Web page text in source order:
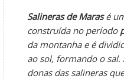
Salineras de Marasé
construída no período
da montanha e é
ao sol, formando o sal.
donas das salineras